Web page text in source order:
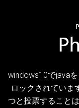
windows10でjava
ロックされていま
つと投票すること